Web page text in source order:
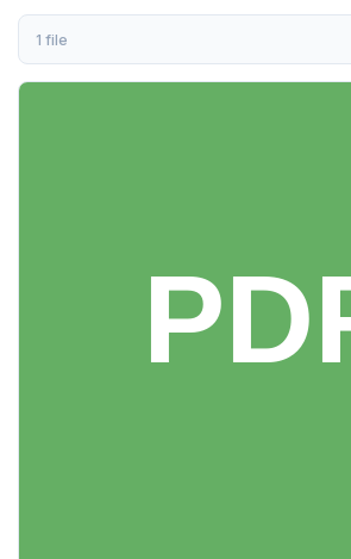
1 file